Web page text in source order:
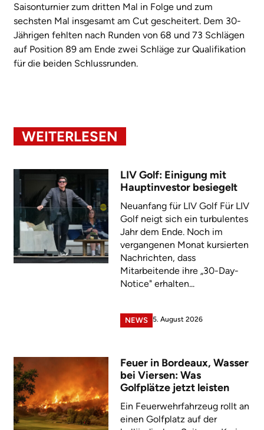
Saisonturnier zum dritten Mal in Folge und zum
sechsten Mal insgesamt am Cut gescheitert. Dem 30-
Jährigen fehlten nach Runden von 68 und 73 Schlägen
auf Position 89 am Ende zwei Schläge zur Qualifikation
für die beiden Schlussrunden.
WEITERLESEN
LIV Golf: Einigung mit
Hauptinvestor besiegelt
Neuanfang für LIV Golf Für LIV
Golf neigt sich ein turbulentes
Jahr dem Ende. Noch im
vergangenen Monat kursierten
Nachrichten, dass
Mitarbeitende ihre „30-Day-
Notice" erhalten...
NEWS 5. August 2026
Feuer in Bordeaux, Wasser
bei Viersen: Was
Golfplätze jetzt leisten
Ein Feuerwehrfahrzeug rollt an
einen Golfplatz auf der